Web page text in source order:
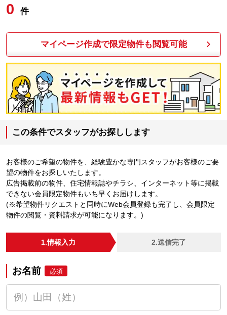
0 件
マイページ作成で限定物件も閲覧可能
この条件でスタッフがお探しします
お客様のご希望の物件を、経験豊かな専門スタッフがお客様のご要
望の物件をお探しいたします。
広告掲載前の物件、住宅情報誌やチラシ、インターネット等に掲載
できない会員限定物件もいち早くお届けします。
(※希望物件リクエストと同時にWeb会員登録も完了し、会員限定
物件の閲覧・資料請求が可能になります。)
1.情報入力 2.送信完了
お名前 必須